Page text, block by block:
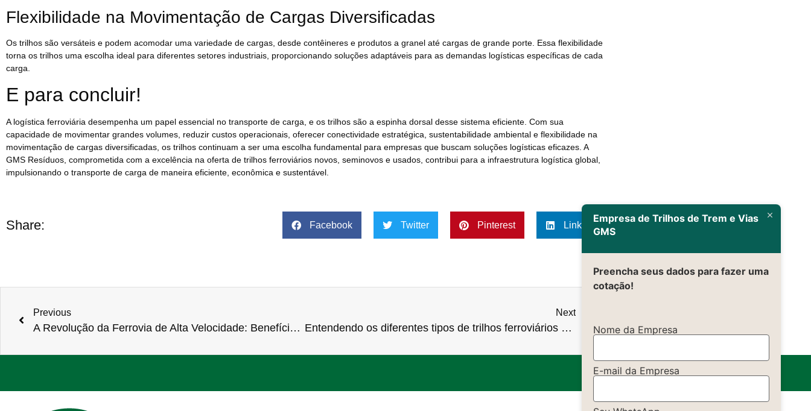
Flexibilidade na Movimentação de Cargas Diversificadas
Os trilhos são versáteis e podem acomodar uma variedade de cargas, desde contêineres e produtos a granel até cargas de grande porte. Essa flexibilidade
torna os trilhos uma escolha ideal para diferentes setores industriais, proporcionando soluções adaptáveis para as demandas logísticas específicas de cada
carga.
E para concluir!
A logística ferroviária desempenha um papel essencial no transporte de carga, e os trilhos são a espinha dorsal desse sistema eficiente. Com sua
capacidade de movimentar grandes volumes, reduzir custos operacionais, oferecer conectividade estratégica, sustentabilidade ambiental e flexibilidade na
movimentação de cargas diversificadas, os trilhos continuam a ser uma escolha fundamental para empresas que buscam soluções logísticas eficazes. A
GMS Resíduos, comprometida com a excelência na oferta de trilhos ferroviários novos, seminovos e usados, contribui para a infraestrutura logística global,
impulsionando o transporte de carga de maneira eficiente, econômica e sustentável.
Share: Facebook Twitter Pinterest LinkedIn
Previous
A Revolução da Ferrovia de Alta Velocidade: Benefícios e Desafios
Next
Entendendo os diferentes tipos de trilhos ferroviários e suas aplicações
Empresa de Trilhos de Trem e Vias
GMS
Preencha seus dados para fazer uma
cotação!
Nome da Empresa
E-mail da Empresa